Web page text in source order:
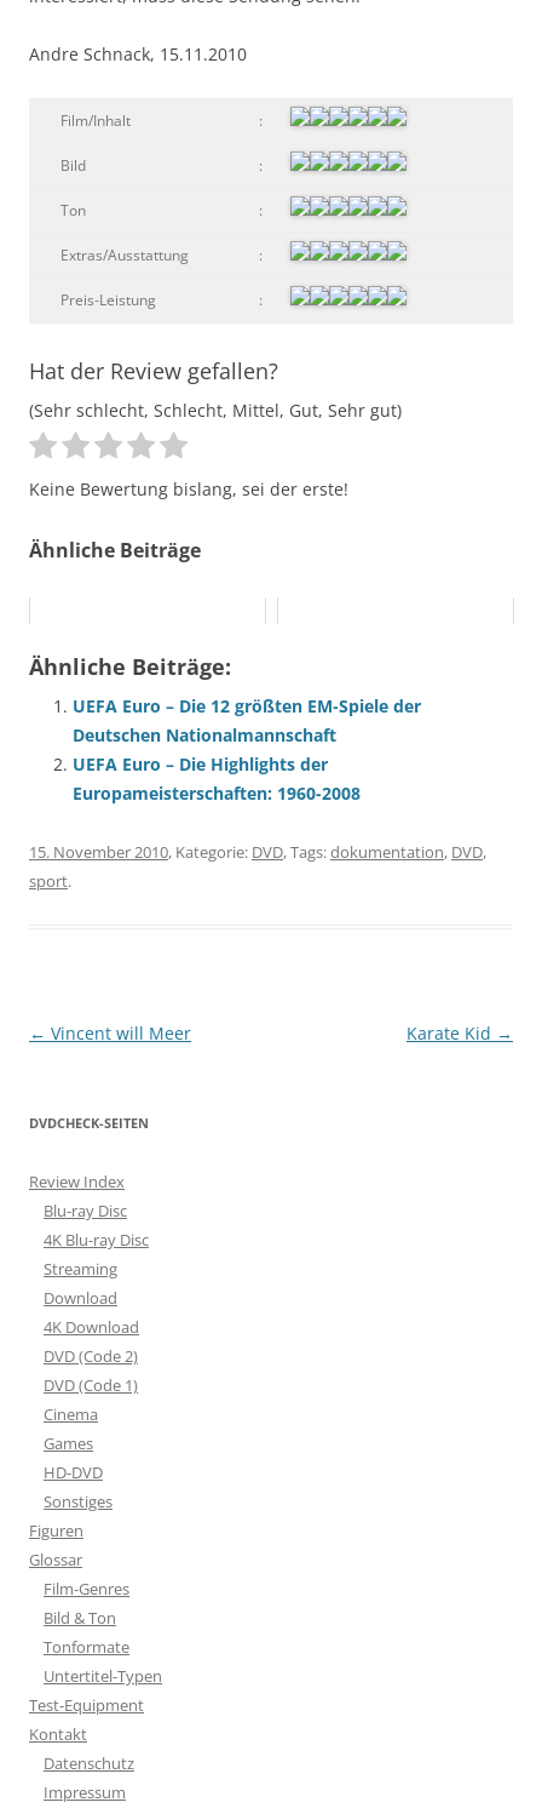
Andre Schnack, 15.11.2010
Film/Inhalt :
Bild :
Ton :
Extras/Ausstattung :
Preis-Leistung :
Hat der Review gefallen?
(Sehr schlecht, Schlecht, Mittel, Gut, Sehr gut)
Keine Bewertung bislang, sei der erste!
Ähnliche Beiträge
Ähnliche Beiträge:
UEFA Euro – Die 12 größten EM-Spiele der
Deutschen Nationalmannschaft
UEFA Euro – Die Highlights der
Europameisterschaften: 1960-2008
15. November 2010, Kategorie: DVD, Tags:dokumentation, DVD,
sport.
Beitragsnavigation
← Vincent will Meer Karate Kid →
DVDCHECK-SEITEN
Review Index
Blu-ray Disc
4K Blu-ray Disc
Streaming
Download
4K Download
DVD (Code 2)
DVD (Code 1)
Cinema
Games
HD-DVD
Sonstiges
Figuren
Glossar
Film-Genres
Bild & Ton
Tonformate
Untertitel-Typen
Test-Equipment
Kontakt
Datenschutz
Impressum